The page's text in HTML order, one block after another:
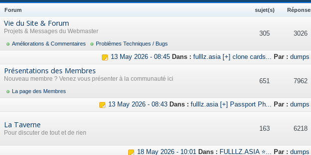
Forum sujet(s)
Vie du Site & Forum
Projets & Messages du Webmaster
Améliorations & Commentaires Problèmes Techniques / Bugs
305 3026
13 May 2026 - 08:45 Dans : fulllz.asia [+] clone cards... Par : dumps
Présentations des Membres
Nouveau membre ? Venez vous présenter à la communauté ici
La page des Membres
651 7962
13 May 2026 - 08:43 Dans : fulllz.asia [+] Passport Ph... Par : dumps
La Taverne
Pour discuter de tout et de rien
163 6218
18 May 2026 - 10:01 Dans : FULLLZ.ASIA ⭐... Par : dumps